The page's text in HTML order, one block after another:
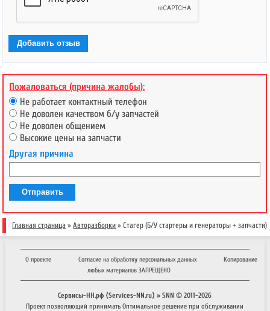
Добавить отзыв
Пожаловаться (причина жалобы):
Не работает контактный телефон
Не доволен качеством б/у запчастей
Не доволен общением
Высокие цены на запчасти
Другая причина
Отправить
Главная страница »Авторазборки » Стагер (Б/У стартеры и генераторы + запчасти)
О проекте Согласие на обработку персональных данных
Копирование
любых материалов ЗАПРЕЩЕНО
Сервисы-НН.рф ⟨Services-NN.ru⟩ » SNN © 2011-2026
Проект позволяющий приниматьОптимальное решение при обслуживании